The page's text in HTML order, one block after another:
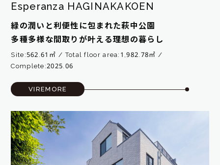
Esperanza HAGINAKAKOEN
緑の潤いと利便性に包まれた萩中公園
多種多様な間取りが叶える理想の暮らし
Site:562.61㎡
Total floor area:1,982.78㎡
Complete:2025.06
VIREMORE